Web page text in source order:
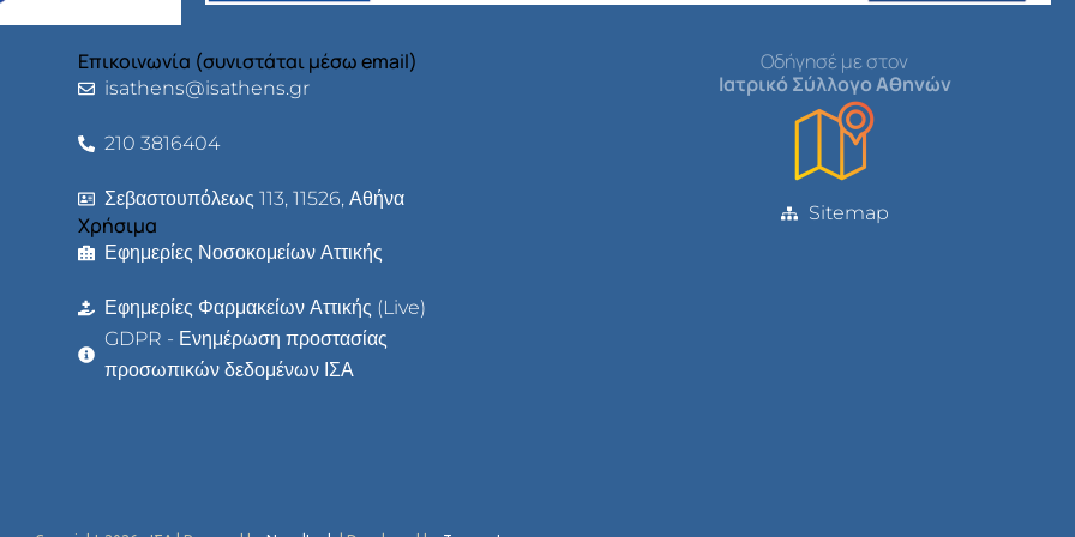
Επικοινωνία (συνιστάται μέσω email)
isathens@isathens.gr
210 3816404
Σεβαστουπόλεως 113, 11526, Αθήνα
Χρήσιμα
Εφημερίες Νοσοκομείων Αττικής
Εφημερίες Φαρμακείων Αττικής (Live)
GDPR - Ενημέρωση προστασίας
προσωπικών δεδομένων ΙΣΑ
Οδήγησέ με στον
Ιατρικό Σύλλογο Αθηνών
Sitemap